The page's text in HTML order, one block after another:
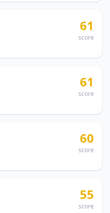
61
score
61
score
60
score
55
score